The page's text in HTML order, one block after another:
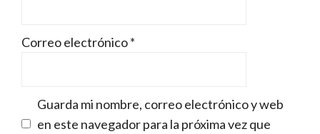
Correo electrónico*
Guarda mi nombre, correo electrónico y web
en este navegador para la próxima vez que